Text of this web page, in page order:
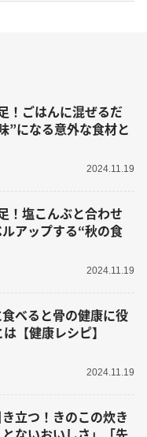
！ごはんに混ぜるだ
”になる意外な食材と
2024.11.19
！塩こんぶと合わせ
アップする“秋の食
2024.11.19
食べると骨の健康に役
【健康レシピ】
2024.11.19
立つ！きのこの炊き